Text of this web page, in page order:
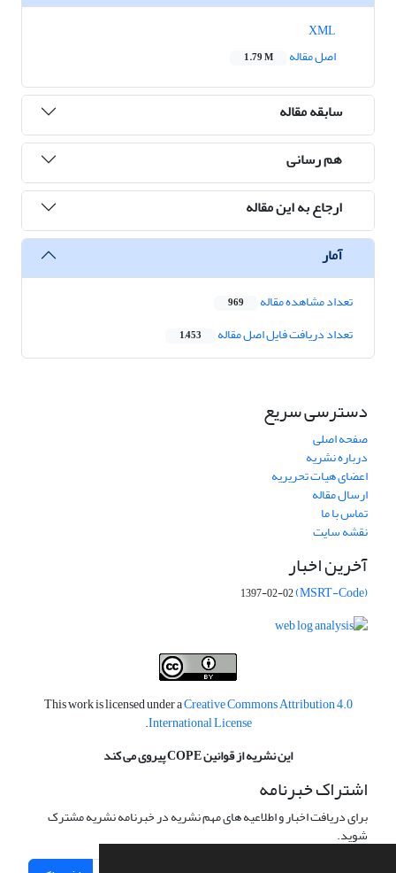
اصل مقاله
1.79 M
سابقه مقاله
هم رسانی
ارجاع به این مقاله
آمار
تعداد مشاهده مقاله 969
تعداد دریافت فایل اصل مقاله 1,453
دسترسی سریع
صفحه اصلی
درباره نشریه
اعضای هیات تحریریه
ارسال مقاله
تماس با ما
نقشه سایت
آخرین اخبار
(MSRT-Code)
1397-02-02
This work is licensed under aCreative Commons Attribution 4.0
International License
.
این نشریه از قوانین COPE پیروی می کند
اشتراک خبرنامه
برای دریافت اخبار و اطلاعیه های مهم نشریه در خبرنامه نشریه مشترک
شوید.